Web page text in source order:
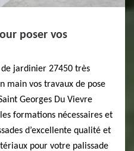
poser vos
de jardinier 27450 très
main vos travaux de pose
Georges Du Vievre
formations nécessaires et
d’excellente qualité et
pour votre palissade